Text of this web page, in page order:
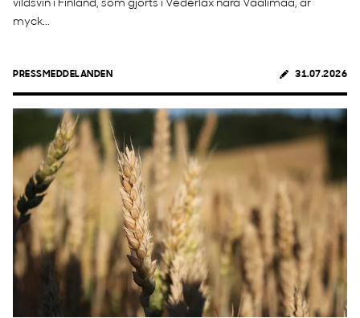
vildsvin i Finland, som gjorts i Vederlax nära Vaalimaa, är
myck...
PRESSMEDDELANDEN 31.07.2026